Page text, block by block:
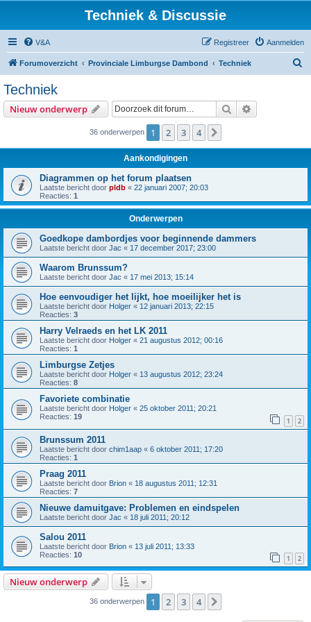
Techniek & Discussie
V&A Aanmelden
Registreer
Forumoverzicht Provinciale Limburgse Dambond Techniek
Techniek
Nieuw onderwerp Zoek
36 onderwerpen 1 2 3 4
Aankondigingen
Diagrammen op het forum plaatsen
Laatste bericht door pldb « 22 januari 2007; 20:03
Reacties: 1
Onderwerpen
Goedkope dambordjes voor beginnende dammers
Laatste bericht door Jac « 17 december 2017; 23:00
Waarom Brunssum?
Laatste bericht door Jac « 17 mei 2013; 15:14
Hoe eenvoudiger het lijkt, hoe moeilijker het is
Laatste bericht door Holger « 12 januari 2013; 22:15
Reacties: 3
Harry Velraeds en het LK 2011
Laatste bericht door Holger « 21 augustus 2012; 00:16
Reacties: 1
Limburgse Zetjes
Laatste bericht door Holger « 13 augustus 2012; 23:24
Reacties: 8
Favoriete combinatie
Laatste bericht door Holger « 25 oktober 2011; 20:21
Reacties: 19 1 2
Brunssum 2011
Laatste bericht door chim1aap « 6 oktober 2011; 17:20
Reacties: 1
Praag 2011
Laatste bericht door Brion « 18 augustus 2011; 12:31
Reacties: 7
Nieuwe damuitgave: Problemen en eindspelen
Laatste bericht door Jac « 18 juli 2011; 20:12
Salou 2011
Laatste bericht door Brion « 13 juli 2011; 13:33
Reacties: 10 1 2
Nieuw onderwerp
36 onderwerpen 1 2 3 4